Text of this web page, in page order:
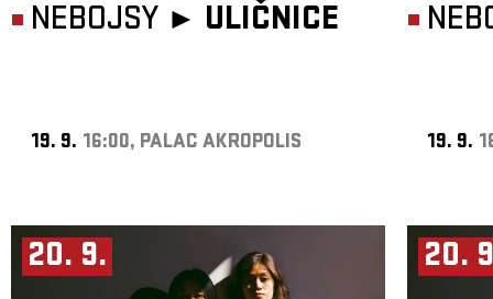
NEBOJSY ► ULIČNICE
19. 9. 16:00, PALAC AKROPOLIS 19. 9.
20. 9. 20.